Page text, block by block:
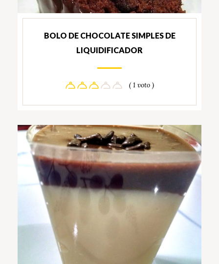
BOLO DE CHOCOLATE SIMPLES DE
LIQUIDIFICADOR
( 1 voto )